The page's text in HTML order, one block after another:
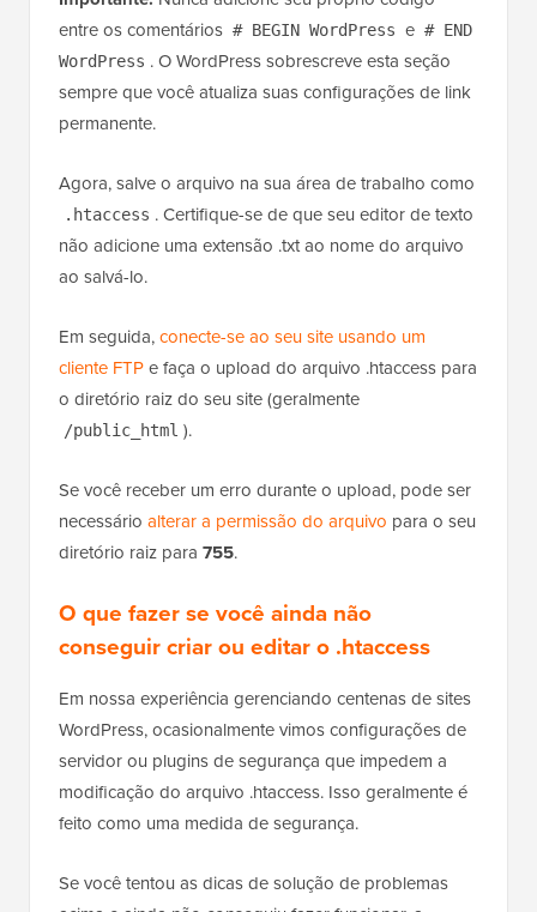
entre os comentários # BEGIN WordPress e # END
WordPress . O WordPress sobrescreve esta seção
sempre que você atualiza suas configurações de link
permanente.
Agora, salve o arquivo na sua área de trabalho como
.htaccess . Certifique-se de que seu editor de texto
não adicione uma extensão .txt ao nome do arquivo
ao salvá-lo.
Em seguida,conecte-se ao seu site usando um
cliente FTPe faça o upload do arquivo .htaccess para
o diretório raiz do seu site (geralmente
/public_html ).
Se você receber um erro durante o upload, pode ser
necessário alterar a permissão do arquivo para o seu
diretório raiz para 755.
O que fazer se você ainda não
conseguir criar ou editar o .htaccess
Em nossa experiência gerenciando centenas de sites
WordPress, ocasionalmente vimos configurações de
servidor ou plugins de segurança que impedem a
modificação do arquivo .htaccess. Isso geralmente é
feito como uma medida de segurança.
Se você tentou as dicas de solução de problemas